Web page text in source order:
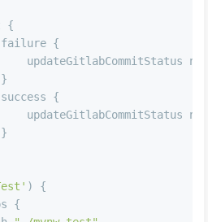
{
{
updateGitlabCommitStatus
{
updateGitlabCommitStatus
) {
{